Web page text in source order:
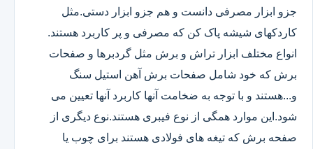
جزو ابزار مصرفی دانست و هم جزو ابزار دستی.مثل
کاردکهای شیشه پاک کن که مصرفی و پر کاربرد هستند.
انواع مختلف ابزار تراش و برش مثل گردبرها و صفحات
برش که خود شامل صفحات برش آهن استیل سنگ
و...هستند و با توجه به ضخامت آنها کاربرد آنها تعیین می
شود.این موارد همگی از نوع فیبری هستند.نوع دیگری از
صفحه برش که تیغه های فولادی هستند برای چوب یا